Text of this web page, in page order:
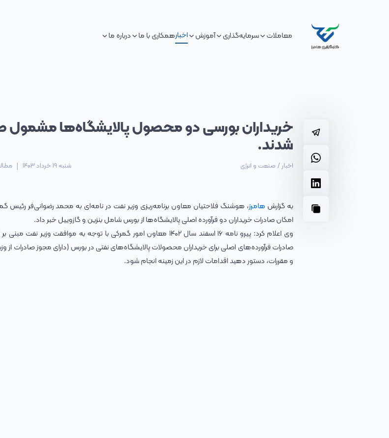
معاملات سرمایه‌گذاری آموزش اخبارهمکاری با ما درباره ما
خریداران بورسی دو محصول پالایشگاه‌ها مشمول
شدند.
اخبار / صنعت و انرژی شنبه 19 خرداد 1403 |
به گزارش هامرز، هوشنگ فلاحتیان معاون برنامه‌ریزی وزیر نفت در نامه‌ای به محمد رضوانی‌فر رئیس
امکان صادرات خریداران دو فرآورده‌ اصلی پالایشگاه‌ها از بورس شامل بنزین و گازوییل خبر داد.
وی اعلام کرد: پیرو نامه ۱۶ اسفند سال ۱۴۰۲ معاون امور گمرکی با توجه به موافقت
صادرات فرآورده‌های اصلی برای خریداران محصولات پالایشگاه‌‌های نفتی در بورس (دارای مجوز صادرات از
و مقررات، دستور دهید اقدامات لازم در این زمینه انجام شود.